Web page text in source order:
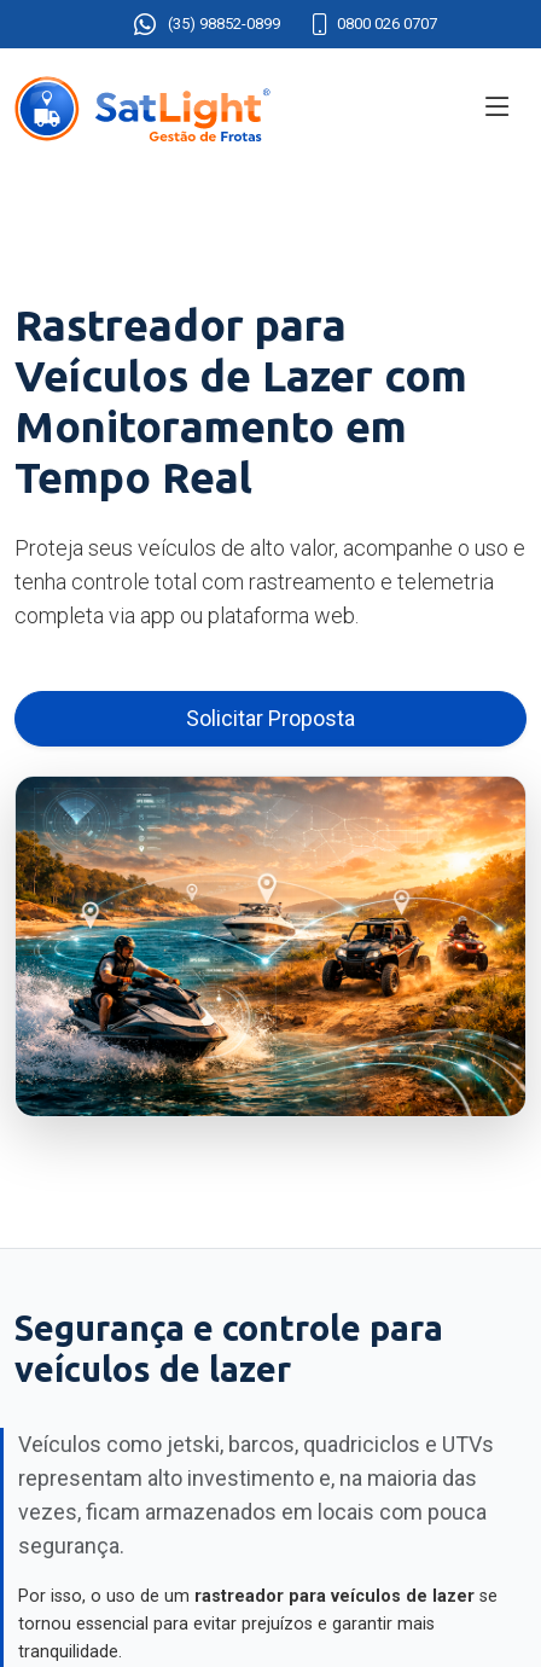
(35) 98852-0899 0800 026 0707
Rastreador para
Veículos de Lazer com
Monitoramento em
Tempo Real
Proteja seus veículos de alto valor, acompanhe o uso e
tenha controle total com rastreamento e telemetria
completa via app ou plataforma web.
Solicitar Proposta
Segurança e controle para
veículos de lazer
Veículos como jetski, barcos, quadriciclos e UTVs
representam alto investimento e, na maioria das
vezes, ficam armazenados em locais com pouca
segurança.
Por isso, o uso de um rastreador para veículos de lazer se
tornou essencial para evitar prejuízos e garantir mais
tranquilidade.